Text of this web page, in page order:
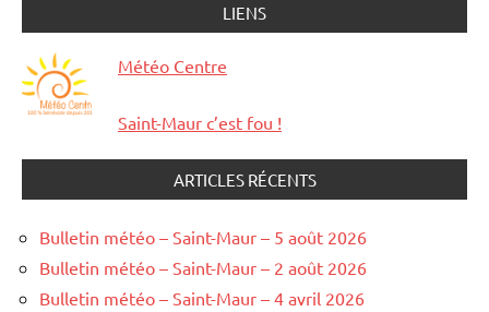
LIENS
Météo Centre
Saint-Maur c’est fou !
ARTICLES RÉCENTS
Bulletin météo – Saint-Maur – 5 août 2026
Bulletin météo – Saint-Maur – 2 août 2026
Bulletin météo – Saint-Maur – 4 avril 2026